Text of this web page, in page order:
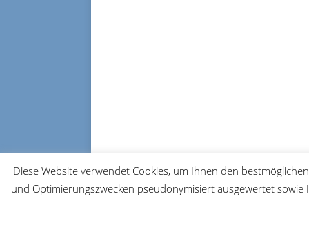
© 2026 FRM-TV
Diese Website verwendet Cookies, um Ihnen den
und Optimierungszwecken pseudonymisiert ausgewertet